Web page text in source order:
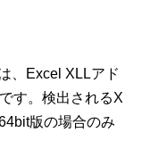
、Excel XLLアド
す。検出されるX
版の場合のみ